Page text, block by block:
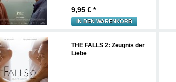
9,95 € *
IN DEN WARENKORB
THE FALLS 2: Zeugnis der
Liebe